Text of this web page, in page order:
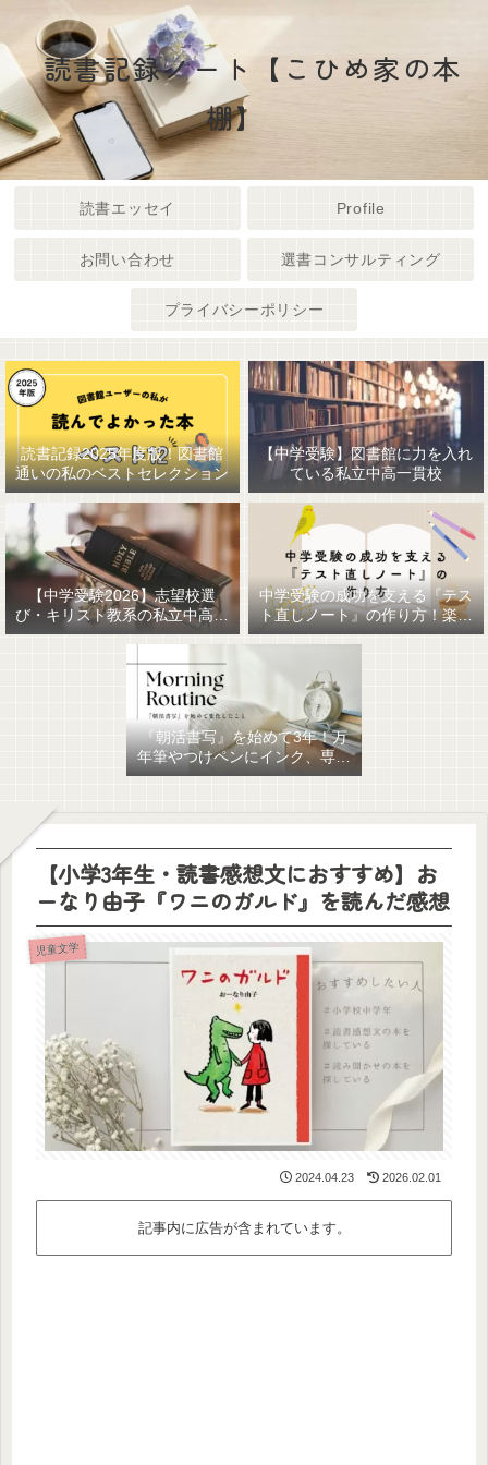
読書記録ノート【こひめ家の本
棚】
読書エッセイ Profile
お問い合わせ 選書コンサルティング
プライバシーポリシー
読書記録2025年度版！図書館
通いの私のベストセレクション
【中学受験】図書館に力を入れ
ている私立中高一貫校
【中学受験2026】志望校選
び・キリスト教系の私立中高一
貫女子校を調べてみました
中学受験の成功を支える『テス
ト直しノート』の作り方！楽に
作るための最強おすすめ文房具
『朝活書写』を始めて3年！万
年筆やつけペンにインク、専用
ノート、毎日が充実していま
【小学3年生・読書感想文におすすめ】お
ーなり由子『ワニのガルド』を読んだ感想
児童文学
2024.04.23 2026.02.01
記事内に広告が含まれています。